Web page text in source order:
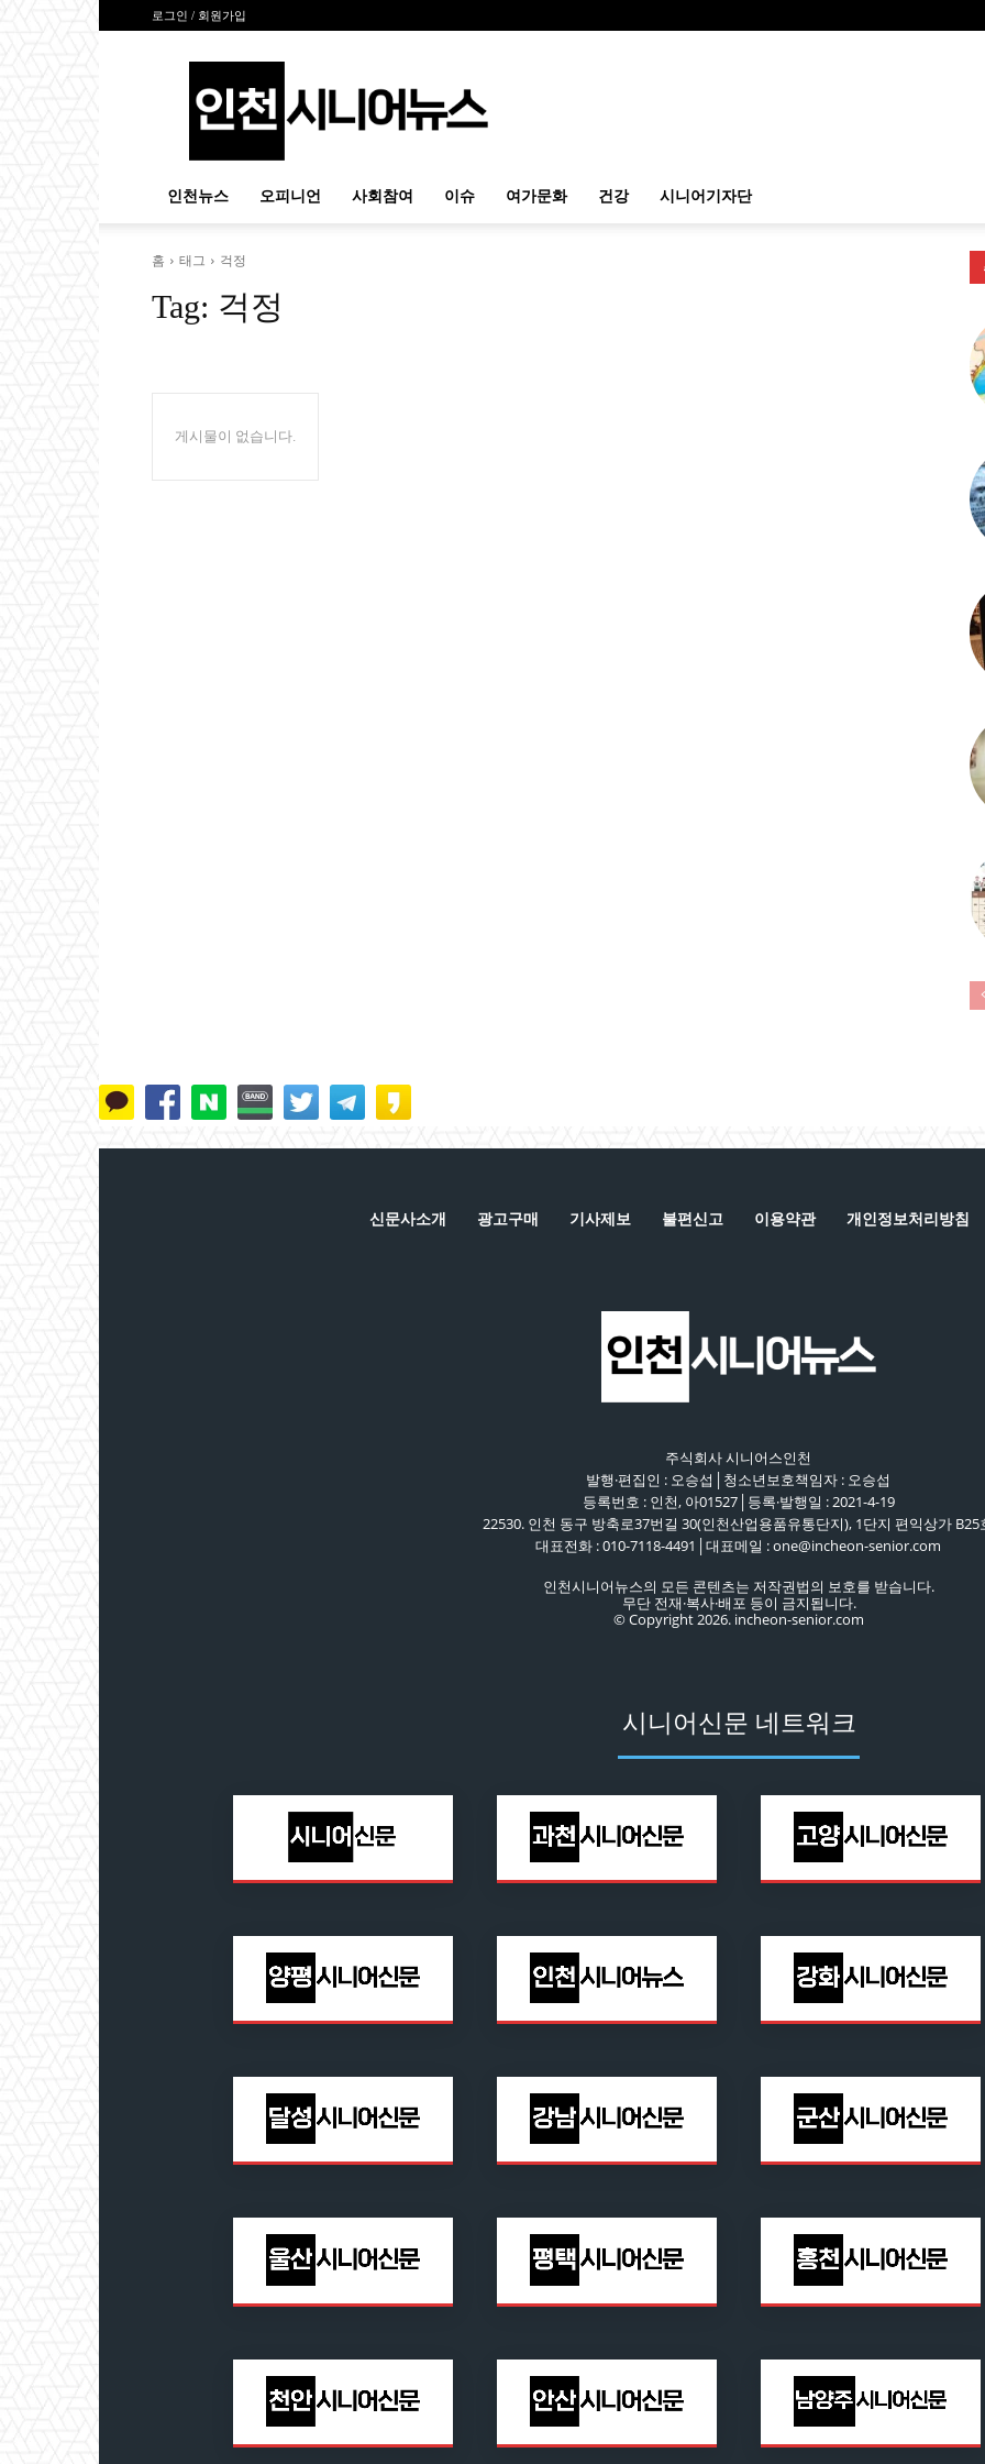
로그인 / 회원가입
시
인천뉴스 오피니언 사회참여 이슈 여가문화 건강 시니어기자단
홈 태그 걱정
Tag: 걱정
게시물이 없습니다.
신문사소개 광고구매 기사제보 불편신고 이용약관 개인정보처리방침
주식회사 시니어스인천
발행·편집인 : 오승섭│청소년보호책임자 : 오승섭
등록번호 : 인천, 아01527│등록·발행일 : 2021-4-19
22530. 인천 동구 방축로37번길 30(인천산업용품유통단지), 1단지 편익상가 B25
대표전화 : 010-7118-4491│대표메일 : one@incheon-senior.com
인천시니어뉴스의 모든 콘텐츠는 저작권법의 보호를 받습니다.
무단 전재·복사·배포 등이 금지됩니다.
© Copyright 2026. incheon-senior.com
시니어신문 네트워크